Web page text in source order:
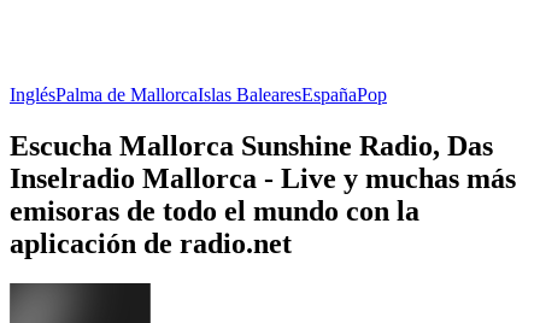
InglésPalma de MallorcaIslas BalearesEspañaPop
Escucha Mallorca Sunshine Radio, Das
Inselradio Mallorca - Live y muchas más
emisoras de todo el mundo con la
aplicación de radio.net